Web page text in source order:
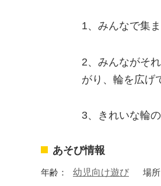
1、みんなで集
2、みんながそ
がり、輪を広げ
3、きれいな輪
あそび情報
年齢： 幼児向け遊び 場所